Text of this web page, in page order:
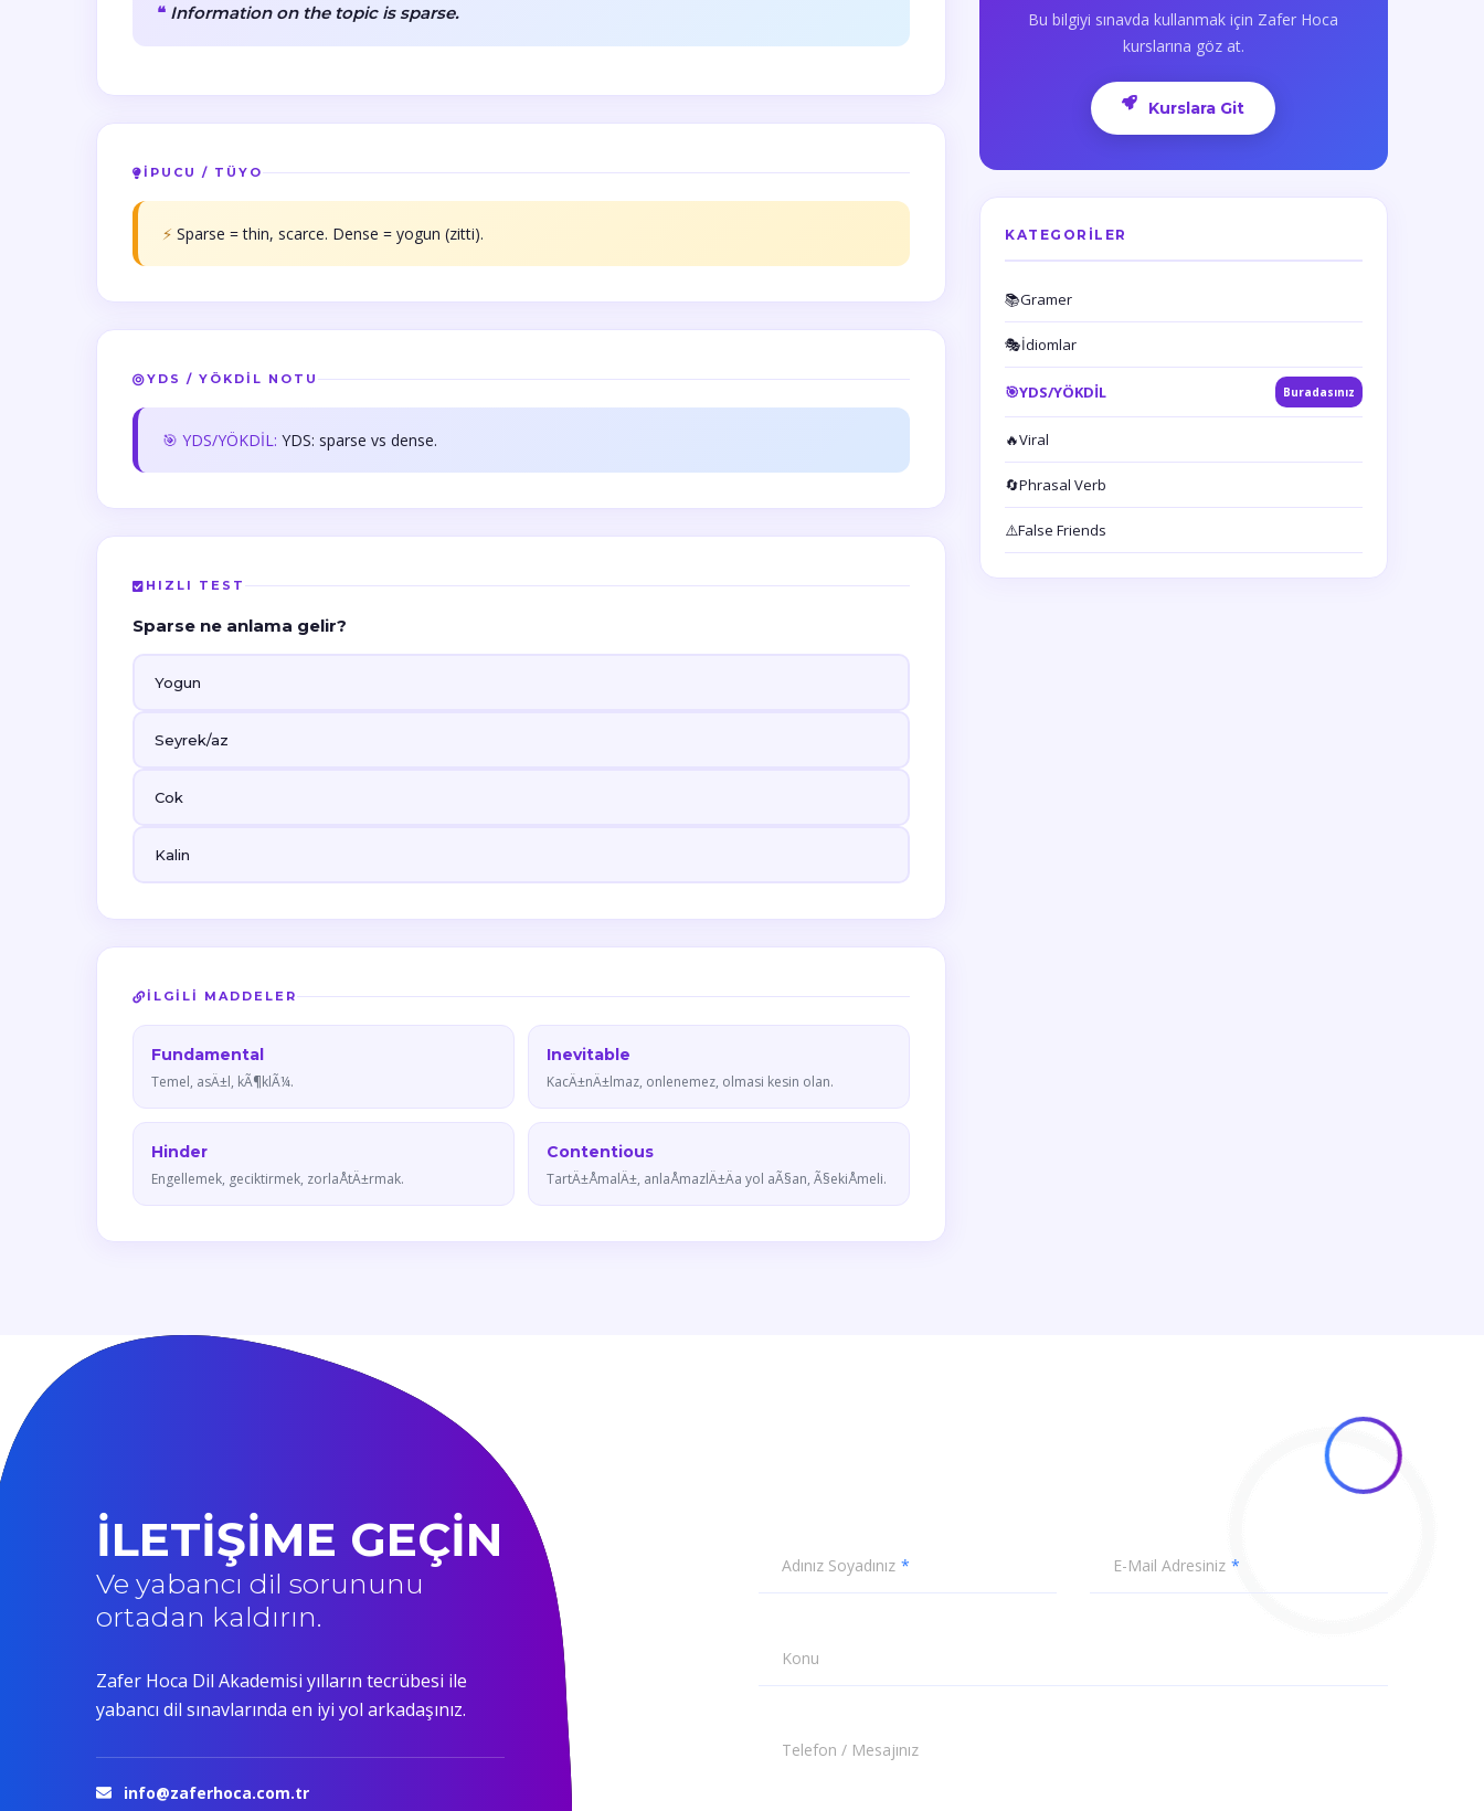
Information on the topic is sparse.
İPUCU / TÜYO
⚡ Sparse = thin, scarce. Dense = yogun (zitti).
YDS / YÖKDİL NOTU
🎯 YDS/YÖKDİL: YDS: sparse vs dense.
HIZLI TEST
Sparse ne anlama gelir?
Yogun
Seyrek/az
Cok
Kalin
İLGILI MADDELER
Fundamental
Temel, asÄ±l, kÃ¶klÃ¼.
Inevitable
KacÄ±nÄ±lmaz, onlenemez, olmasi kesin olan.
Hinder
Engellemek, geciktirmek, zorlaÅtÄ±rmak.
Contentious
TartÄ±ÅmalÄ±, anlaÅmazlÄ±Äa yol aÃ§an, Ã§ekiÅmeli.
Bu bilgiyi sınavda kullanmak için Zafer Hoca
kurslarına göz at.
Kurslara Git
KATEGORILER
📚Gramer
🎭İdiomlar
🎯YDS/YÖKDİL Buradasınız
🔥Viral
🔄Phrasal Verb
⚠️False Friends
İLETİŞİME GEÇİN
Ve yabancı dil sorununu
ortadan kaldırın.
Zafer Hoca Dil Akademisi yılların tecrübesi ile
yabancı dil sınavlarında en iyi yol arkadaşınız.
info@zaferhoca.com.tr
Adınız Soyadınız E-Mail Adresiniz
Konu
Telefon / Mesajınız